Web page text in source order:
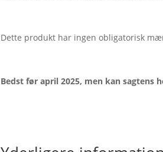
Dette produkt har ingen obligatorisk
Bedst før april 2025, men kan sagtens